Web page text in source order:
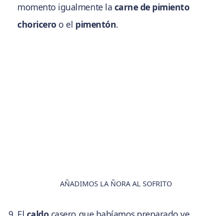
momento igualmente la carne de pimiento
choricero o el pimentón.
AÑADIMOS LA ÑORA AL SOFRITO